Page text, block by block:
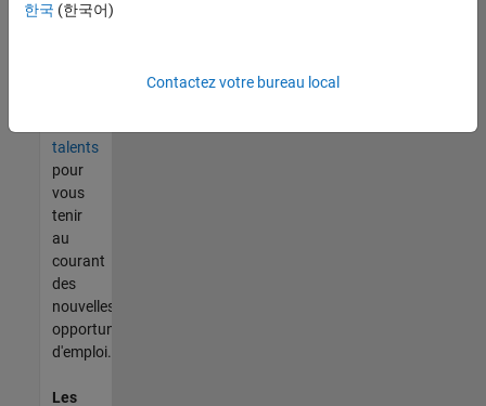
à vos
talents
pour
vous
tenir
au
courant
des
nouvelles
opportunités
d'emploi.
Les
한국 (한국어)
Contactez votre bureau local